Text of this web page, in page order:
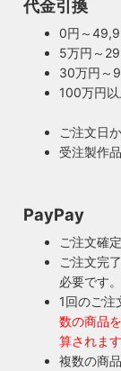
代金引換
0円～
5万円～
30万円～
100万円
ご注文日
受注製作
PayPay
ご注文確
ご注文完
必要です。
1回のご注
数の商品
算されま
複数の商